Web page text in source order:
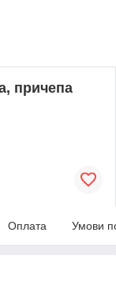
причепа
Оплата Умови